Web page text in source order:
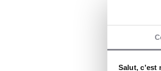
Salut, c'est